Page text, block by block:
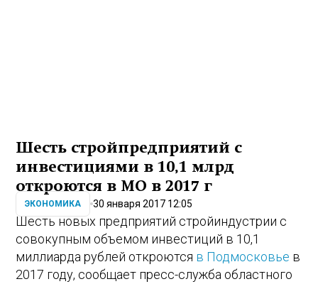
Шесть стройпредприятий с
инвестициями в 10,1 млрд
откроются в МО в 2017 г
ЭКОНОМИКА 30 января 2017 12:05
Шесть новых предприятий стройиндустрии с
совокупным объемом инвестиций в 10,1
миллиарда рублей откроются в Подмосковье в
2017 году, сообщает пресс-служба областного